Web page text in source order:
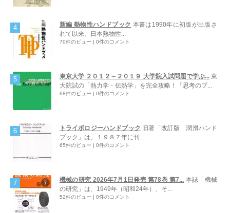
新編 熱物性ハンドブック 本書は1990年に初版が出版さ
れて以来、日本熱物性...
70件のビュー 0件のコメント
東京大学 ２０１２～２０１９ 大学院入試問題で学ぶ... 東
大院試の「熱力学・伝熱学」を完全攻略！「思考のプ...
68件のビュー 0件のコメント
トライボロジーハンドブック
旧著「改訂版 潤滑ハンド
ブック」は、１９８７年に刊...
65件のビュー 0件のコメント
機械の研究 2026年7月1日発売 第78巻 第7... 本誌「機械
の研究」は、1949年（昭和24年）、そ...
52件のビュー 0件のコメント